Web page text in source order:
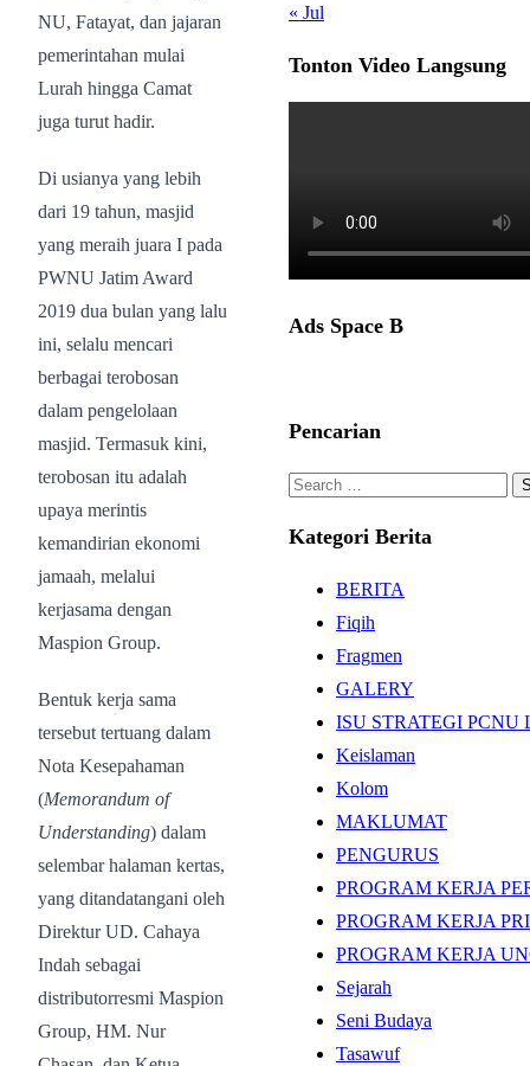
NU, Fatayat, dan jajaran
pemerintahan mulai
Lurah hingga Camat
juga turut hadir.
Di usianya yang lebih
dari 19 tahun, masjid
yang meraih juara I pada
PWNU Jatim Award
2019 dua bulan yang lalu
ini, selalu mencari
berbagai terobosan
dalam pengelolaan
masjid. Termasuk kini,
terobosan itu adalah
upaya merintis
kemandirian ekonomi
jamaah, melalui
kerjasama dengan
Maspion Group.
Bentuk kerja sama
tersebut tertuang dalam
Nota Kesepahaman
(Memorandum of
Understanding) dalam
selembar halaman kertas,
yang ditandatangani oleh
Direktur UD. Cahaya
Indah sebagai
distributorresmi Maspion
Group, HM. Nur
« Jul
Tonton Video Langsung
Ads Space B
Pencarian
Search
Kategori Berita
BERITA
Fiqih
Fragmen
GALERY
ISU STRATEGI
Keislaman
Kolom
MAKLUMAT
PENGURUS
PROGRAM KERJA
PROGRAM KERJA
PROGRAM KERJA
Sejarah
Seni Budaya
Tasawuf